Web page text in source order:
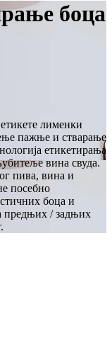
боца
лименки
пажње и стварање
етикетирања
вина свуда.
пива, вина и
посебно
боца и
предњих / задњих